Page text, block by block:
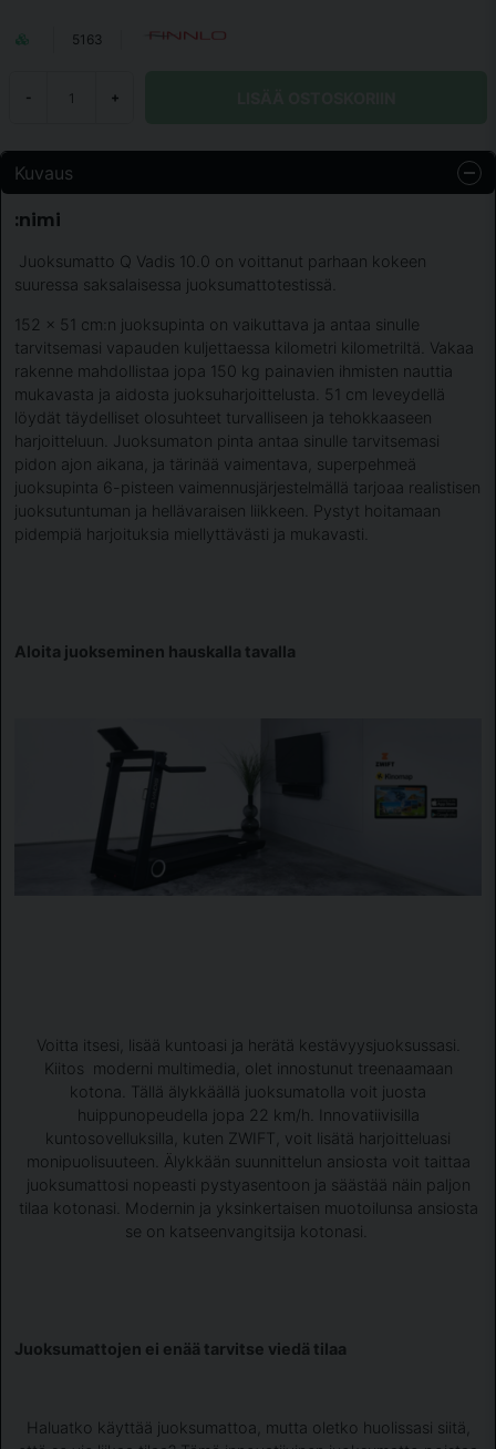
5163
- +
Kuvaus
:nimi
Juoksumatto Q Vadis 10.0 on voittanut parhaan kokeen
suuressa saksalaisessa juoksumattotestissä.
152 x 51 cm:n juoksupinta on vaikuttava ja antaa sinulle
tarvitsemasi vapauden kuljettaessa kilometri kilometriltä. Vakaa
rakenne mahdollistaa jopa 150 kg painavien ihmisten nauttia
mukavasta ja aidosta juoksuharjoittelusta. 51 cm leveydellä
löydät täydelliset olosuhteet turvalliseen ja tehokkaaseen
harjoitteluun. Juoksumaton pinta antaa sinulle tarvitsemasi
pidon ajon aikana, ja tärinää vaimentava, superpehmeä
juoksupinta 6-pisteen vaimennusjärjestelmällä tarjoaa realistisen
juoksutuntuman ja hellävaraisen liikkeen. Pystyt hoitamaan
pidempiä harjoituksia miellyttävästi ja mukavasti.
Aloita juokseminen hauskalla tavalla
Voitta itsesi, lisää kuntoasi ja herätä kestävyysjuoksussasi.
Kiitos moderni multimedia, olet innostunut treenaamaan
kotona. Tällä älykkäällä juoksumatolla voit juosta
huippunopeudella jopa 22 km/h. Innovatiivisilla
kuntosovelluksilla, kuten ZWIFT, voit lisätä harjoitteluasi
monipuolisuuteen. Älykkään suunnittelun ansiosta voit taittaa
juoksumattosi nopeasti pystyasentoon ja säästää näin paljon
tilaa kotonasi. Modernin ja yksinkertaisen muotoilunsa ansiosta
se on katseenvangitsija kotonasi.
Juoksumattojen ei enää tarvitse viedä tilaa
Haluatko käyttää juoksumattoa, mutta oletko huolissasi siitä,